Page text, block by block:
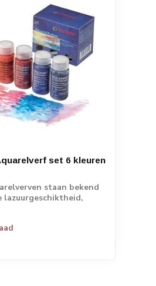
set 6 kleuren
staan bekend
lazuurgeschiktheid,